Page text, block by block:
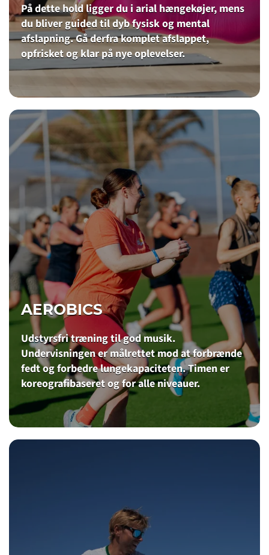
På dette hold ligger du i arial hængekøjer, mens
du bliver guided til dyb fysisk og mental
afslapning. Gå derfra komplet afslappet,
opfrisket og klar på nye oplevelser.
AEROBICS
Udstyrsfri træning til god musik.
Undervisningen er målrettet mod at forbrænde
fedt og forbedre lungekapaciteten. Timen er
koreografibaseret og for alle niveauer.